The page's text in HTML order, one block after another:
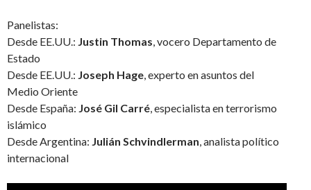
Panelistas:
Desde EE.UU.: Justin Thomas , vocero Departamento de
Estado
Desde EE.UU.: Joseph Hage , experto en asuntos del
Medio Oriente
Desde España: José Gil Carré , especialista en terrorismo
islámico
Desde Argentina: Julián Schvindlerman , analista político
internacional